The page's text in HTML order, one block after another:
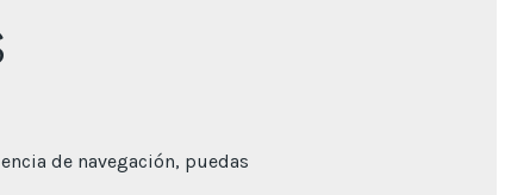
de navegación, puedas